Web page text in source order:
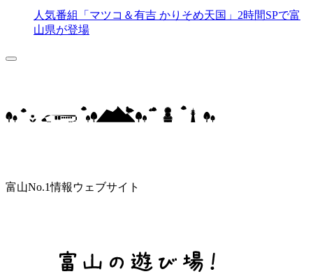
人気番組「マツコ＆有吉 かりそめ天国」2時間SPで富
山県が登場
富山No.1情報ウェブサイト